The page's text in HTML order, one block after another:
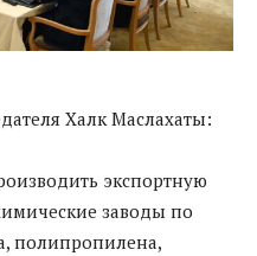
Халк Маслахаты:
экспортную
заводы по
полипропилена,